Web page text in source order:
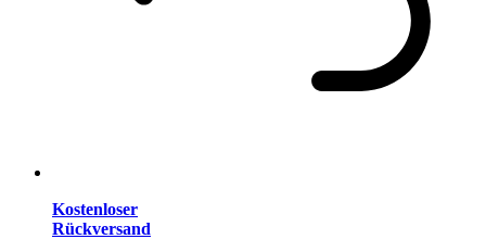
Kostenloser
Rückversand